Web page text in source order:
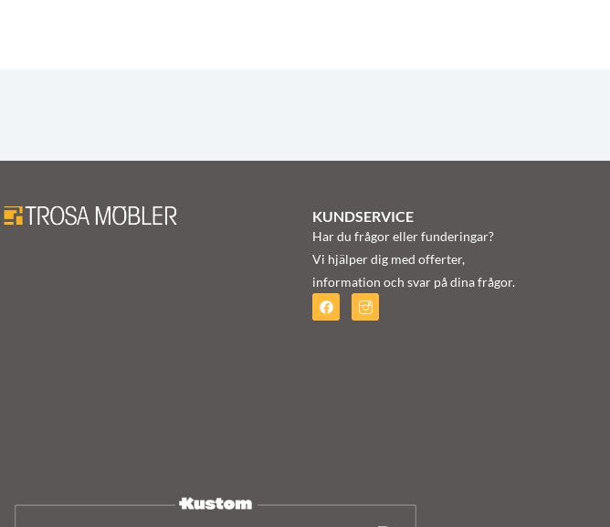
KUNDSERVICE
Har du frågor eller funderingar?
Vi hjälper dig med offerter,
information och svar på dina frågor.